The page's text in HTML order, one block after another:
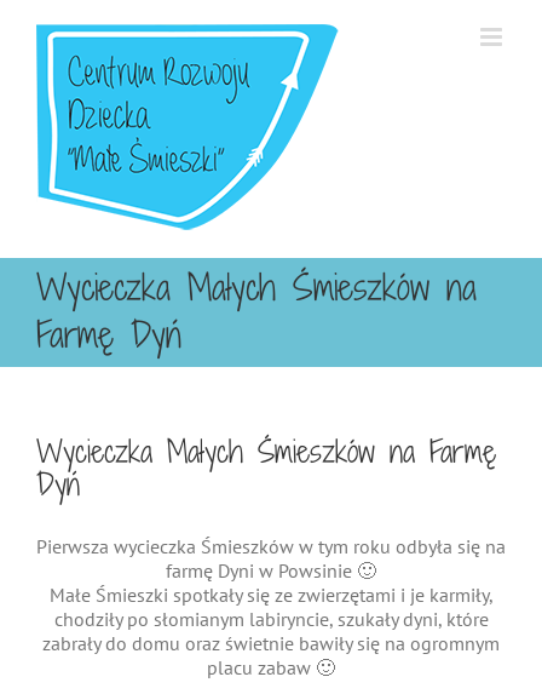
zawartości
Wycieczka Małych Śmieszków na
Farmę Dyń
Wycieczka Małych Śmieszków na Farmę
Dyń
Pierwsza wycieczka Śmieszków w tym roku odbyła się na
farmę Dyni w Powsinie 🙂
Małe Śmieszki spotkały się ze zwierzętami i je karmiły,
chodziły po słomianym labiryncie, szukały dyni, które
zabrały do domu oraz świetnie bawiły się na ogromnym
placu zabaw 🙂